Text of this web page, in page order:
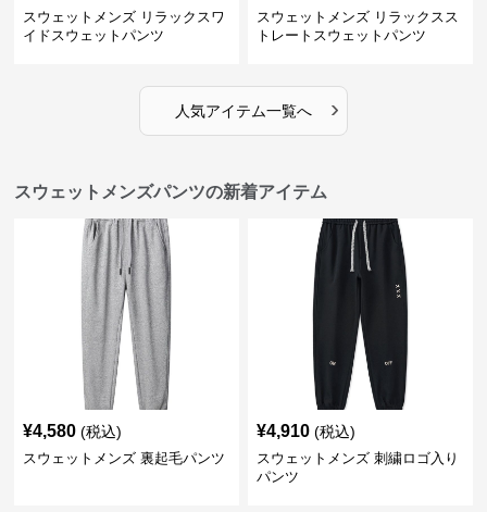
スウェットメンズ リラックスワ
イドスウェットパンツ
スウェットメンズ リラックスス
トレートスウェットパンツ
人気アイテム一覧へ ›
スウェットメンズパンツの新着アイテム
¥4,580 (税込)
スウェットメンズ 裏起毛パンツ
¥4,910 (税込)
スウェットメンズ 刺繍ロゴ入り
パンツ